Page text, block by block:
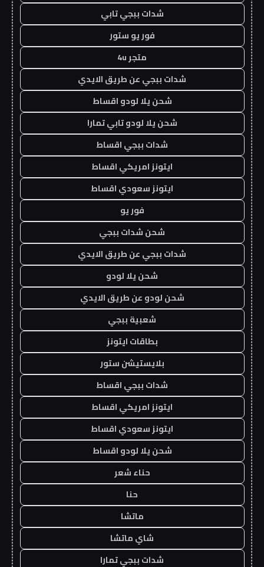
شدات ببجي تابي
فور يو ستور
متجر 4u
شدات ببجي عن طريق الايدي
شحن يلا لودو اقساط
شحن يلا لودو تابي تمارا
شدات ببجي اقساط
ايتونز امريكي اقساط
ايتونز سعودي اقساط
فور يو
شحن شدات ببجي
شدات ببجي عن طريق الايدي
شحن يلا لودو
شحن لودو عن طريق الايدي
شعبية ببجي
بطاقات ايتونز
بلايستيشن ستور
شدات ببجي اقساط
ايتونز امريكي اقساط
ايتونز سعودي اقساط
شحن يلا لودو اقساط
حناء شعر
حنا
ماتشا
شاي ماتشا
شدات ببجي تمارا